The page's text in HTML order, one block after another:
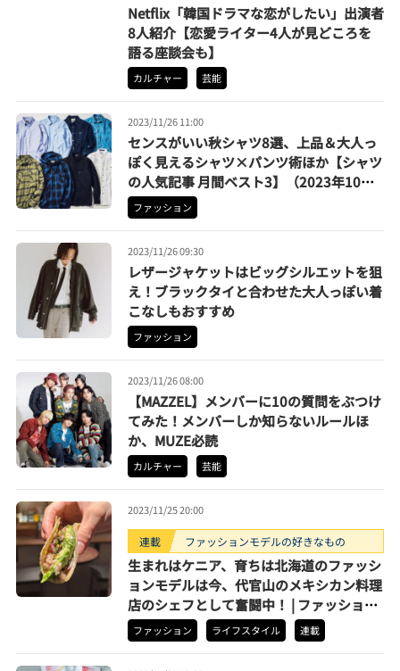
Netflix「韓国ドラマな恋がしたい」出演者
8人紹介【恋愛ライター4人が見どころを
語る座談会も】
カルチャー 芸能
2023/11/26 11:00
センスがいい秋シャツ8選、上品＆大人っ
ぽく見えるシャツ×パンツ術ほか【シャツ
の人気記事 月間ベスト3】（2023年10
月）
ファッション
2023/11/26 09:30
レザージャケットはビッグシルエットを狙
え！ブラックタイと合わせた大人っぽい着
こなしもおすすめ
ファッション
2023/11/26 08:00
【MAZZEL】メンバーに10の質問をぶつけ
てみた！メンバーしか知らないルールほ
か、MUZE必読
カルチャー 芸能
2023/11/25 20:00
連載 ファッションモデルの好きなもの
生まれはケニア、育ちは北海道のファッシ
ョンモデルは今、代官山のメキシカン料理
店のシェフとして奮闘中！ | ファッション
モデル・ケニアの好きなもの
ファッション ライフスタイル 連載